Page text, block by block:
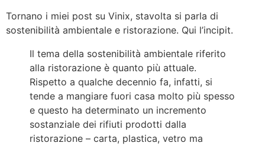
Tornano i miei post su Vinix, stavolta si parla di
sostenibilità ambientale e ristorazione. Qui l’incipit.
Il tema della sostenibilità ambientale riferito
alla ristorazione è quanto più attuale.
Rispetto a qualche decennio fa, infatti, si
tende a mangiare fuori casa molto più spesso
e questo ha determinato un incremento
sostanziale dei rifiuti prodotti dalla
ristorazione – carta, plastica, vetro ma